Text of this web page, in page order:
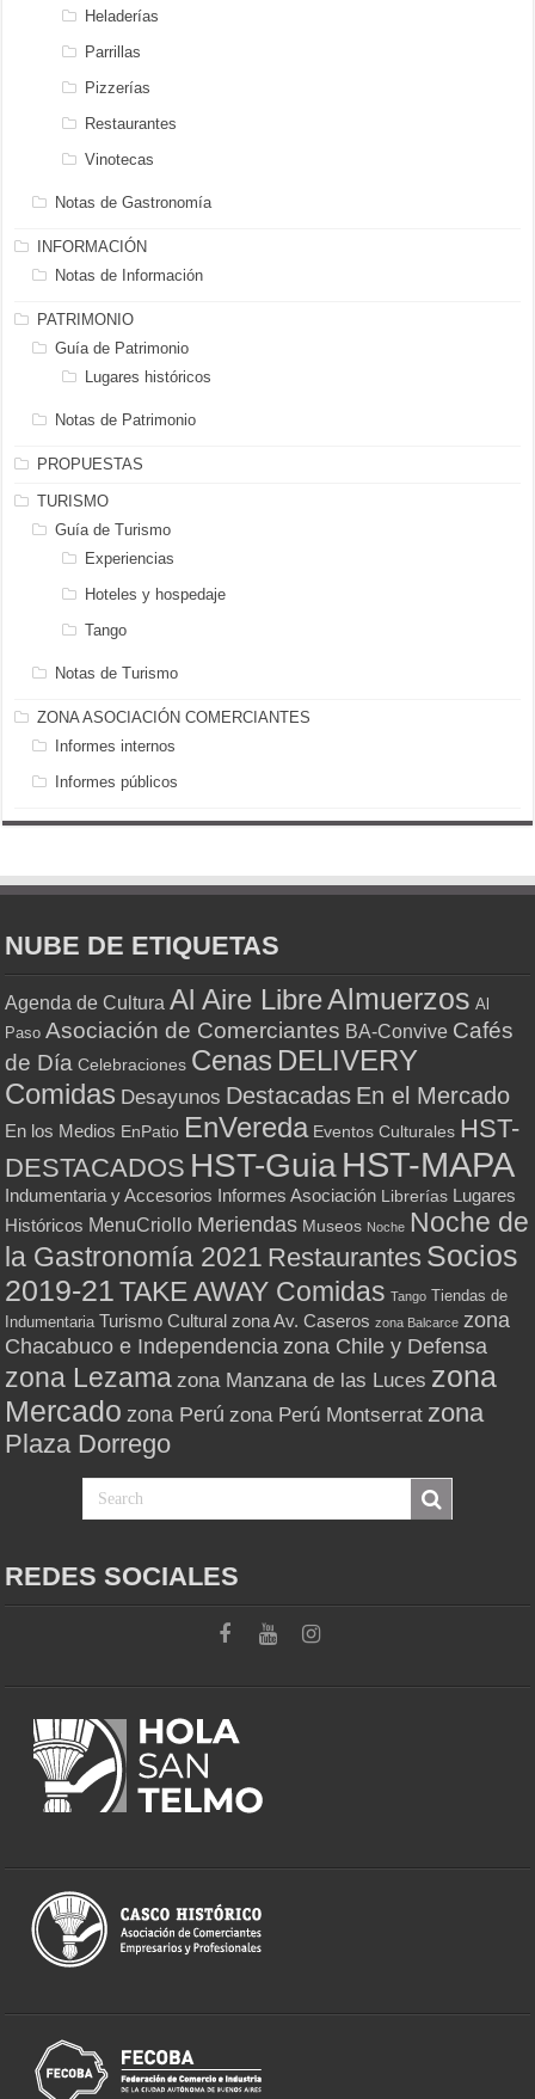
Heladerías
Parrillas
Pizzerías
Restaurantes
Vinotecas
Notas de Gastronomía
INFORMACIÓN
Notas de Información
PATRIMONIO
Guía de Patrimonio
Lugares históricos
Notas de Patrimonio
PROPUESTAS
TURISMO
Guía de Turismo
Experiencias
Hoteles y hospedaje
Tango
Notas de Turismo
ZONA ASOCIACIÓN COMERCIANTES
Informes internos
Informes públicos
NUBE DE ETIQUETAS
Agenda de Cultura Al Aire LibreAlmuerzos Al
Paso Asociación de Comerciantes BA-Convive Cafés
de Día Celebraciones Cenas DELIVERY
Comidas Desayunos Destacadas En el Mercado
En los Medios EnPatio EnVereda Eventos Culturales HST-
DESTACADOS HST-GuiaHST-MAPA
Indumentaria y Accesorios Informes Asociación Librerías Lugares
Históricos MenuCriollo Meriendas Museos Noche Noche de
la Gastronomía 2021 Restaurantes Socios
2019-21 TAKE AWAY Comidas Tango Tiendas de
Indumentaria Turismo Cultural zona Av. Caseros zona Balcarce zona
Chacabuco e Independencia zona Chile y Defensa
zona Lezama zona Manzana de las Luces zona
Mercado zona Perú zona Perú Montserrat zona
Plaza Dorrego
REDES SOCIALES